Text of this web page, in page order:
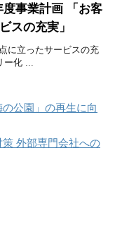
事業計画 「お客
スの充実」
に立ったサービスの充
ー化 ...
公園」の再生に向
外部専門会社への